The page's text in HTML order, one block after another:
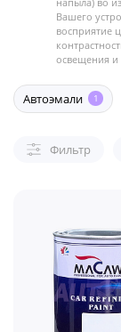
Вашего
восприятие
освещения
Автоэмали 1
Фильтр